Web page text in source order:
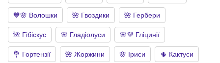
💙🌸 Волошки 🌺 Гвоздики 🌺 Гербери
🌺 Гібіскус 🌸 Гладіолуси 🌸💜 Гліцинії
💐 Гортензії 🌺 Жоржини 🌸 Іриси 🌵 Кактуси